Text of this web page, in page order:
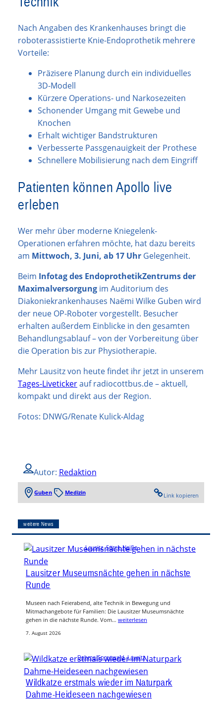
Nach Angaben des Krankenhauses bringt die
roboterassistierte Knie-Endoprothetik mehrere
Vorteile:
Präzisere Planung durch ein individuelles
3D-Modell
Kürzere Operations- und Narkosezeiten
Schonender Umgang mit Gewebe und
Knochen
Erhalt wichtiger Bandstrukturen
Verbesserte Passgenauigkeit der Prothese
Schnellere Mobilisierung nach dem Eingriff
Patienten können Apollo live
erleben
Wer mehr über moderne Kniegelenk-
Operationen erfahren möchte, hat dazu bereits
am Mittwoch, 3. Juni, ab 17 Uhr Gelegenheit.
Beim Infotag des EndoprothetikZentrums der
Maximalversorgung im Auditorium des
Diakoniekrankenhauses Naëmi Wilke Guben wird
der neue OP-Roboter vorgestellt. Besucher
erhalten außerdem Einblicke in den gesamten
Behandlungsablauf – von der Vorbereitung über
die Operation bis zur Physiotherapie.
Mehr Lausitz von heute findet ihr jetzt in unserem
Tages-Livetickerauf radiocottbus.de – aktuell,
kompakt und direkt aus der Region.
Fotos: DNWG/Renate Kulick-Aldag
Autor: Redaktion
Guben Medizin Link kopieren
weitere News
Lausitz, Spree-Neiße
Lausitzer Museumsnächte gehen in nächste
Runde
Museen nach Feierabend, alte Technik in Bewegung und
Mitmachangebote für Familien: Die Lausitzer Museumsnächte
gehen in die nächste Runde. Vom… weiterlesen
7. August 2026
Dahme-Spreewald, Lausitz
Wildkatze erstmals wieder im Naturpark
Dahme-Heideseen nachgewiesen